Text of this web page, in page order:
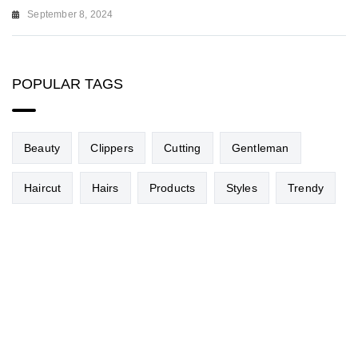
September 8, 2024
POPULAR TAGS
Beauty Clippers Cutting Gentleman
Haircut Hairs Products Styles Trendy